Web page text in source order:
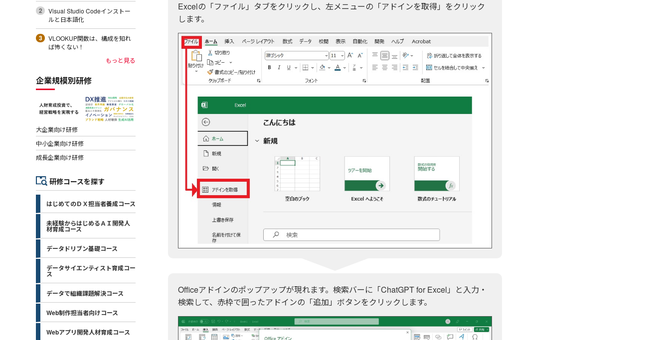
Excelの「ファイル」タブをクリックし、左メニューの「アドインを取得」をクリック
します。
Officeアドインのポップアップが現れます。検索バーに「ChatGPT for Excel」と入力・
検索して、赤枠で囲ったアドインの「追加」ボタンをクリックします。
Visual Studio Codeインストー
ルと日本語化
VLOOKUP関数は、構成を知れ
ば怖くない！
もっと見る
企業規模別研修
大企業向け研修
中小企業向け研修
成長企業向け研修
研修コースを探す
はじめてのＤＸ担当者養成コース
未経験からはじめるＡＩ開発人
材育成コース
データドリブン基礎コース
データサイエンティスト育成コー
ス
データで組織課題解決コース
Web制作担当者向けコース
Webアプリ開発人材育成コース